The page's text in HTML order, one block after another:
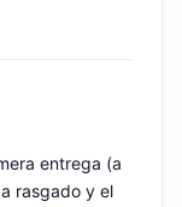
entrega (a
rasgado y el